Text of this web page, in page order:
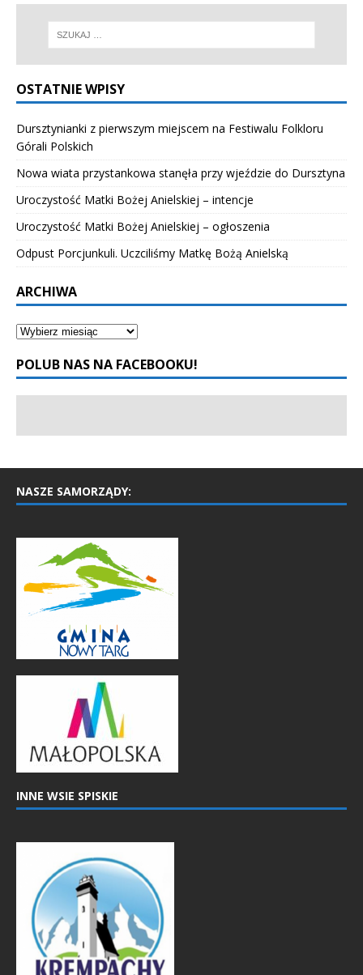
OSTATNIE WPISY
Dursztynianki z pierwszym miejscem na Festiwalu Folkloru
Górali Polskich
Nowa wiata przystankowa stanęła przy wjeździe do Dursztyna
Uroczystość Matki Bożej Anielskiej – intencje
Uroczystość Matki Bożej Anielskiej – ogłoszenia
Odpust Porcjunkuli. Uczciliśmy Matkę Bożą Anielską
ARCHIWA
POLUB NAS NA FACEBOOKU!
NASZE SAMORZĄDY:
INNE WSIE SPISKIE